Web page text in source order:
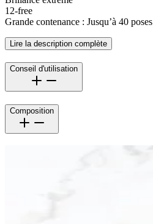
12-free
Grande contenance : Jusqu’à 40 poses
Lire la description complète
Conseil d'utilisation
Composition